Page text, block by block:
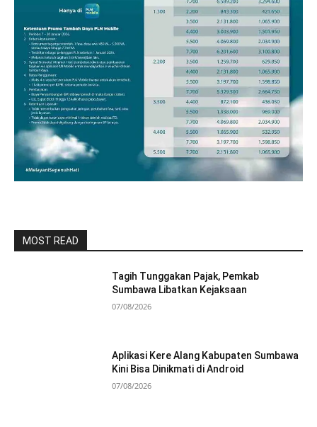
MOST READ
Tagih Tunggakan Pajak, Pemkab
Sumbawa Libatkan Kejaksaan
07/08/2026
Aplikasi Kere Alang Kabupaten Sumbawa
Kini Bisa Dinikmati di Android
07/08/2026